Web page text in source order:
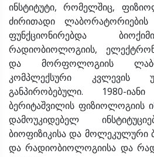
ინსტიტუტი, რომელშიც,
ძირითადი
ფუნქციონირებდა
რადიობიოლოგიის,
და მორფოლოგიის
კომპლექსური კვლევის
განპირობებული. 1980-
ბერიტაშვილის ფიზიოლოგიის
დამოუკიდებელ
ბიოფიზიკისა და მოლეკულური
და რადიობიოლოგიისა და